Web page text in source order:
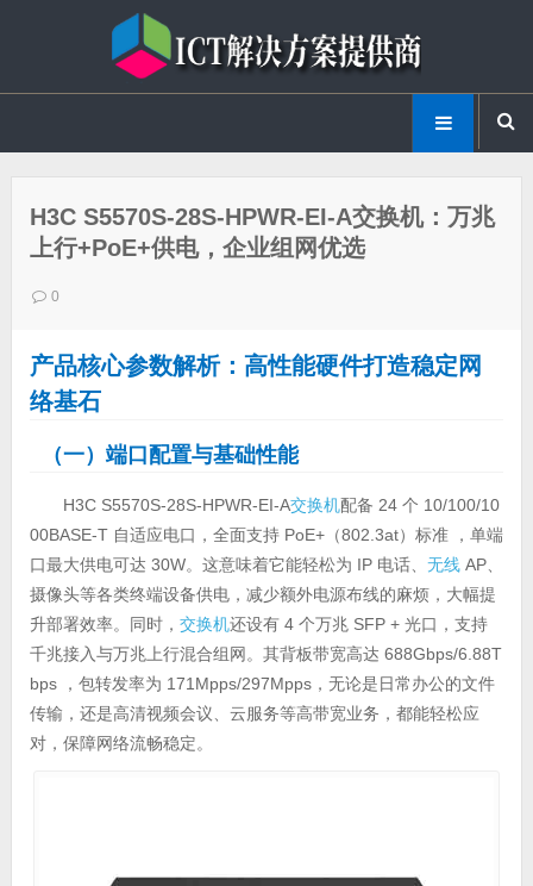
H3C S5570S-28S-HPWR-EI-A交换机：万兆
上行+PoE+供电，企业组网优选
0
产品核心参数解析：高性能硬件打造稳定网
络基石
（一）端口配置与基础性能
H3C S5570S-28S-HPWR-EI-A交换机配备 24 个 10/100/10
00BASE-T 自适应电口，全面支持 PoE+（802.3at）标准 ，单端
口最大供电可达 30W。这意味着它能轻松为 IP 电话、 无线AP、
摄像头等各类终端设备供电，减少额外电源布线的麻烦，大幅提
升部署效率。同时， 交换机还设有 4 个万兆 SFP + 光口，支持
千兆接入与万兆上行混合组网。其背板带宽高达 688Gbps/6.88T
bps ，包转发率为 171Mpps/297Mpps，无论是日常办公的文件
传输，还是高清视频会议、云服务等高带宽业务，都能轻松应
对，保障网络流畅稳定。